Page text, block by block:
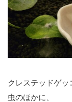
クレステッドゲ
虫のほかに、